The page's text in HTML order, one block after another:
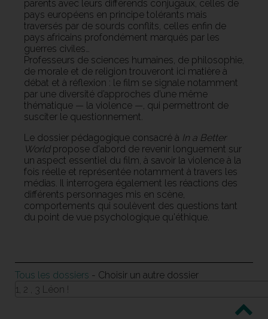
parents avec leurs différends conjugaux, celles de
pays européens en principe tolérants mais
traversés par de sourds conflits, celles enfin de
pays africains profondément marqués par les
guerres civiles…
Professeurs de sciences humaines, de philosophie,
de morale et de religion trouveront ici matière à
débat et à réflexion : le film se signale notamment
par une diversité d’approches d’une même
thématique — la violence —, qui permettront de
susciter le questionnement.
Le dossier pédagogique consacré à In a Better
Worldpropose d'abord de revenir longuement sur
un aspect essentiel du film, à savoir la violence à la
fois réelle et représentée notamment à travers les
médias. Il interrogera également les réactions des
différents personnages mis en scène,
comportements qui soulèvent des questions tant
du point de vue psychologique qu'éthique.
Tous les dossiers - Choisir un autre dossier
1, 2 , 3 Léon !